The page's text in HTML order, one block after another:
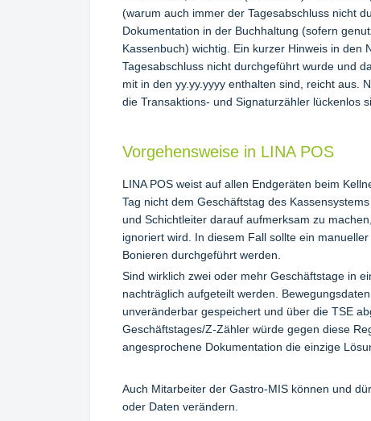
(warum auch immer der Tagesabschluss nicht
Dokumentation in der Buchhaltung (sofern
Kassenbuch) wichtig. Ein kurzer Hinweis in den
Tagesabschluss nicht durchgeführt wurde und
mit in den yy.yy.yyyy enthalten sind, reicht aus.
die Transaktions- und Signaturzähler lückenlos
Vorgehensweise in LINA POS
LINA POS weist auf allen Endgeräten beim
Tag nicht dem Geschäftstag des
und Schichtleiter darauf aufmerksam zu
ignoriert wird. In diesem Fall sollte ein
Bonieren durchgeführt werden.
Sind wirklich zwei oder mehr Geschäftstage in
nachträglich aufgeteilt werden.
unveränderbar gespeichert und über die TSE
Geschäftstages/Z-Zähler würde gegen diese
angesprochene Dokumentation die einzige
Auch Mitarbeiter der Gastro-MIS können und
oder Daten verändern.